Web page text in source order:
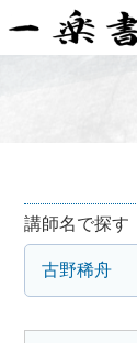
講師名で探す
古野稀舟